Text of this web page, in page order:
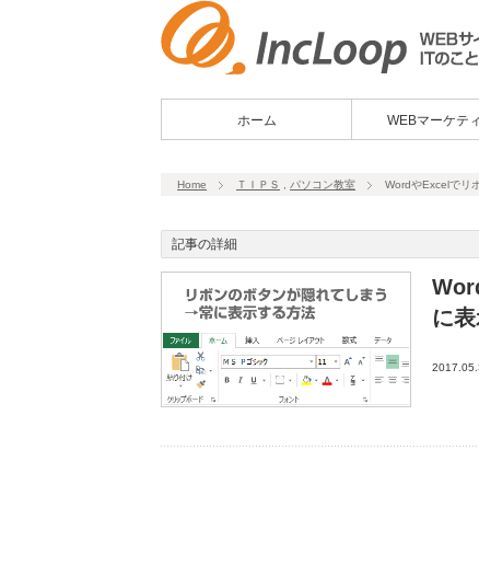
ホーム WEBマーケテ
Home ＴＩＰＳ パソコン教室 WordやExcelでリ
記事の詳細
に